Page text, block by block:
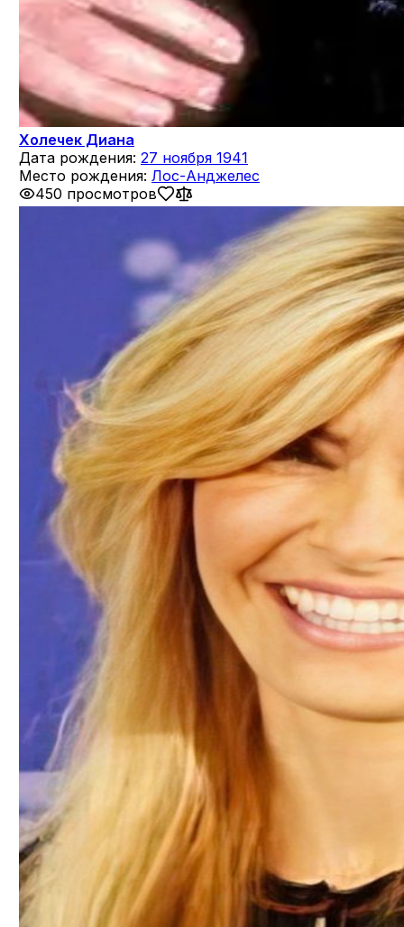
Холечек Диана
Дата рождения: 27 ноября 1941
Место рождения: Лос-Анджелес
450 просмотров